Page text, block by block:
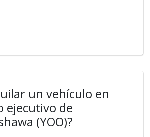
un vehículo en
ejecutivo de
(YOO)?